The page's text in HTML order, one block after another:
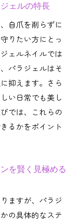
頼できるネ
ェル導入ネイ
ルの特徴解
サロンの違い
とネイルサ
ロンとパラジ
こだわり特徴
ェルの特長
自爪を削らずに
りたい方にとっ
ェルネイルでは
パラジェルはそ
抑えます。さら
い日常でも美し
では、これらの
るかをポイント
を賢く見極める
ますが、パラジ
の具体的なステ